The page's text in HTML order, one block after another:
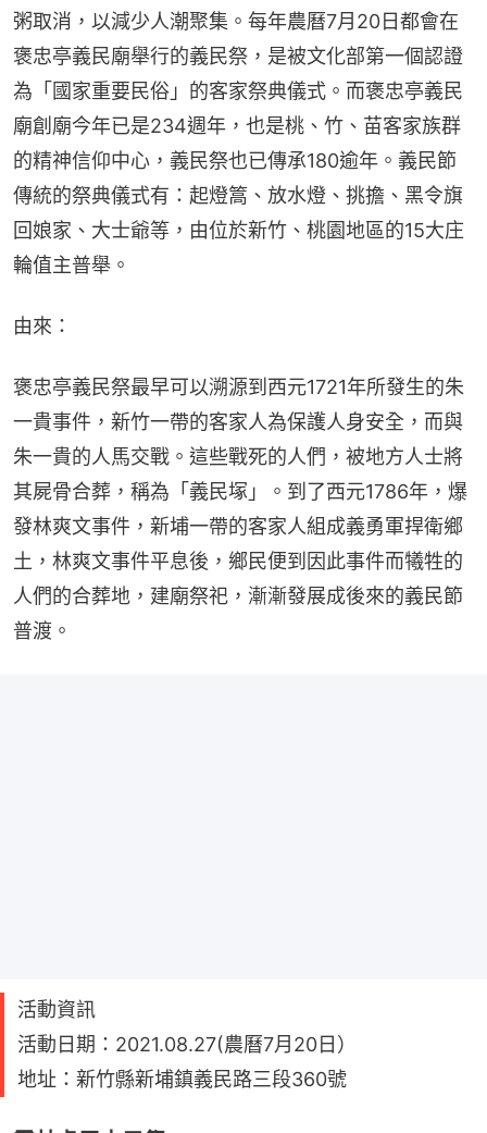
粥取消，以減少人潮聚集。每年農曆7月20日都會在
褒忠亭義民廟舉行的義民祭，是被文化部第一個認證
為「國家重要民俗」的客家祭典儀式。而褒忠亭義民
廟創廟今年已是234週年，也是桃、竹、苗客家族群
的精神信仰中心，義民祭也已傳承180逾年。義民節
傳統的祭典儀式有：起燈篙、放水燈、挑擔、黑令旗
回娘家、大士爺等，由位於新竹、桃園地區的15大庄
輪值主普舉。
由來：
褒忠亭義民祭最早可以溯源到西元1721年所發生的朱
一貴事件，新竹一帶的客家人為保護人身安全，而與
朱一貴的人馬交戰。這些戰死的人們，被地方人士將
其屍骨合葬，稱為「義民塚」。到了西元1786年，爆
發林爽文事件，新埔一帶的客家人組成義勇軍捍衛鄉
土，林爽文事件平息後，鄉民便到因此事件而犧牲的
人們的合葬地，建廟祭祀，漸漸發展成後來的義民節
普渡。
活動資訊
活動日期：2021.08.27(農曆7月20日）
地址：新竹縣新埔鎮義民路三段360號